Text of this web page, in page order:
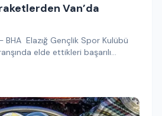
Van’da
BHA Elazığ Gençlik Spor Kulübü
elde ettikleri başarılı